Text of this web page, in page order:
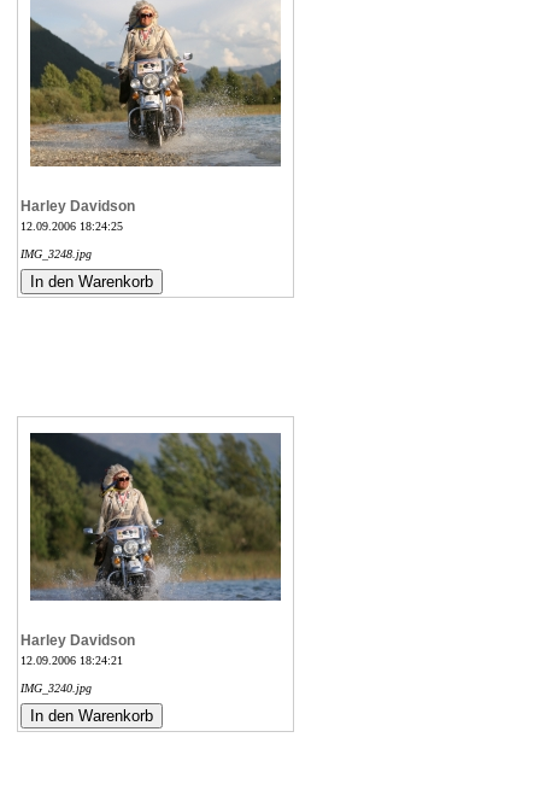
Harley Davidson
12.09.2006 18:24:25
IMG_3248.jpg
Harley Davidson
12.09.2006 18:24:21
IMG_3240.jpg